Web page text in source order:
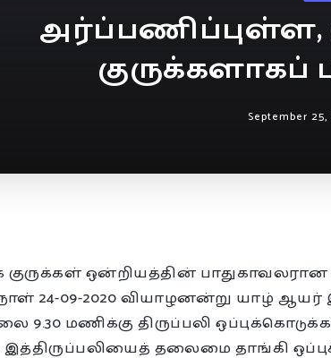
அர்ப்பணிப்புள்ள,
September
ஒன்றியத்தின்
24-09-2020 வியாழனன்று யாழ்
9.30 மணிக்கு திருப்பலி
தலைமை தாங்கி